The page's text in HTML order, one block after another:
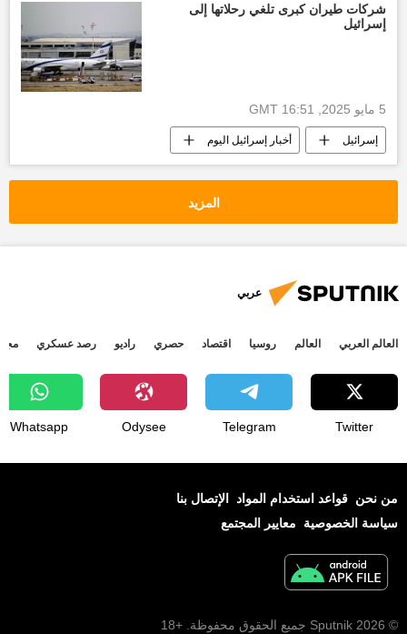
شركات طيران كبرى تلغي رحلاتها إلى
إسرائيل
5 مايو 2025, 16:51 GMT
إسرائيل أخبار إسرائيل اليوم
قطاع غزة غزة
أخبار اليمن الأن أنصار الله العالم
المزيد
عربي
العالم العربي العالم روسيا اقتصاد حصري راديو رصد عسكري
Twitter
Telegram
Odysee
Whatsapp
من نحن قواعد استخدام المواد
الإتصال بنا
سياسة الخصوصية
معايير المجتمع
© 2026 Sputnik جميع الحقوق محفوظة. +18